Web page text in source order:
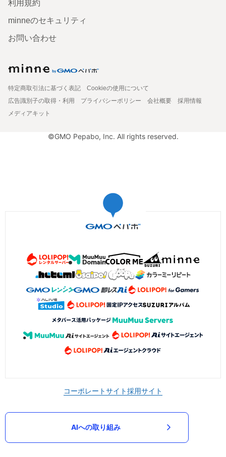
利用規約
minneのセキュリティ
お問い合わせ
特定商取引法に基づく表記
Cookieの使用について
広告識別子の取得・利用
プライバシーポリシー 会社概要
採用情報
メディアキット
©GMO Pepabo, Inc. All rights reserved.
コーポレートサイト採用サイト
AIへの取り組み